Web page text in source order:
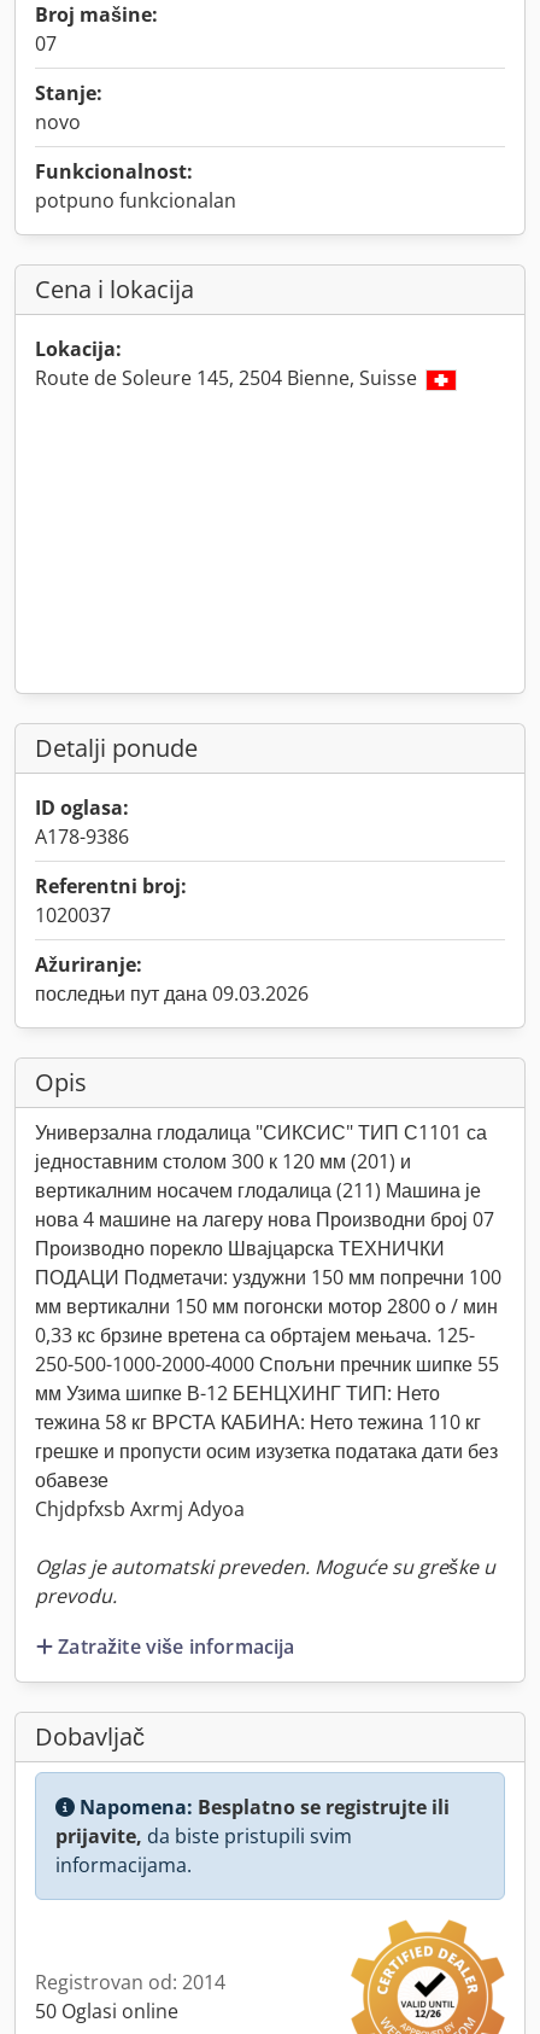
Broj mašine:
07
Stanje:
novo
Funkcionalnost:
potpuno funkcionalan
Cena i lokacija
Lokacija:
Route de Soleure 145, 2504 Bienne, Suisse
Detalji ponude
ID oglasa:
A178-9386
Referentni broj:
1020037
Ažuriranje:
последњи пут дана 09.03.2026
Opis
Универзална глодалица "СИКСИС" ТИП С1101 са
једноставним столом 300 к 120 мм (201) и
вертикалним носачем глодалица (211) Машина је
нова 4 машине на лагеру нова Производни број 07
Производно порекло Швајцарска ТЕХНИЧКИ
ПОДАЦИ Подметачи: уздужни 150 мм попречни 100
мм вертикални 150 мм погонски мотор 2800 о / мин
0,33 кс брзине вретена са обртајем мењача. 125-
250-500-1000-2000-4000 Спољни пречник шипке 55
мм Узима шипке В-12 БЕНЦХИНГ ТИП: Нето
тежина 58 кг ВРСТА КАБИНА: Нето тежина 110 кг
грешке и пропусти осим изузетка података дати без
обавезе
Chjdpfxsb Axrmj Adyoa
Oglas je automatski preveden. Moguće su greške u
prevodu.
Zatražite više informacija
Dobavljač
Napomena: Besplatno se registrujte ili
prijavite, da biste pristupili svim
informacijama.
Registrovan od: 2014
50 Oglasi online